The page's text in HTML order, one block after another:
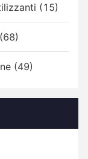
(15)
(49)